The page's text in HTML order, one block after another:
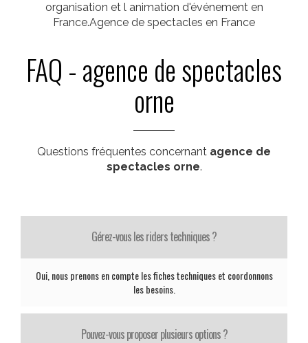
organisation et l animation d'événement en
France.Agence de spectacles en France
FAQ - agence de spectacles
orne
Questions fréquentes concernant agence de
spectacles orne.
Gérez-vous les riders techniques ?
Oui, nous prenons en compte les fiches techniques et coordonnons
les besoins.
Pouvez-vous proposer plusieurs options ?